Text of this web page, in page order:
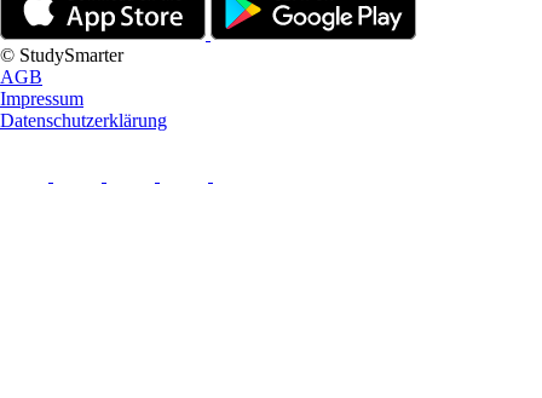
© StudySmarter
AGB
Impressum
Datenschutzerklärung